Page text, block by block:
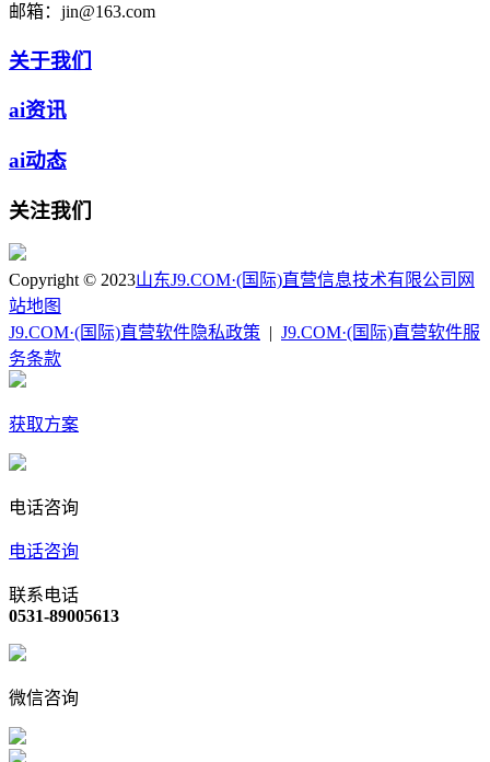
邮箱： jin@163.com
关于我们
ai资讯
ai动态
关注我们
Copyright © 2023山东J9.COM·(国际)直营信息技术有限公司 网
站地图
J9.COM·(国际)直营软件隐私政策
J9.COM·(国际)直营软件服
务条款
获取方案
电话咨询
电话咨询
联系电话
0531-89005613
微信咨询